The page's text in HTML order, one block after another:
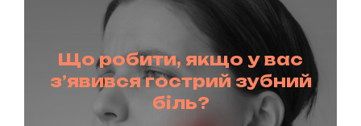
Що робити, якщо у вас
з’явився гострий зубний
біль?